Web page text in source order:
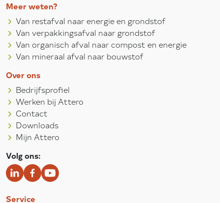
Meer weten?
Van restafval naar energie en grondstof
Van verpakkingsafval naar grondstof
Van organisch afval naar compost en energie
Van mineraal afval naar bouwstof
Over ons
Bedrijfsprofiel
Werken bij Attero
Contact
Downloads
Mijn Attero
Volg ons:
Service